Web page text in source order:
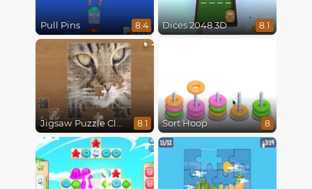
Pull Pins 8.4 Dices 2048 3D 8.1
Jigsaw Puzzle Classic 8.1 Sort Hoop 8